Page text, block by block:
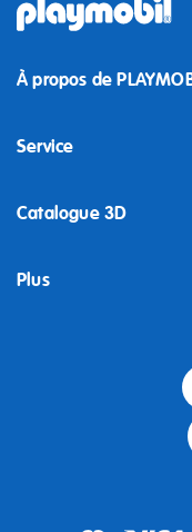
À propos de
Service
Catalogue 3D
Plus